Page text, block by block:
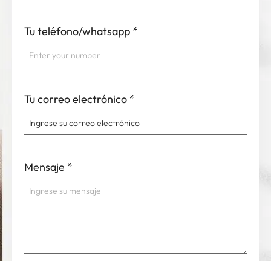
Tu teléfono/whatsapp *
Tu correo electrónico *
Mensaje *